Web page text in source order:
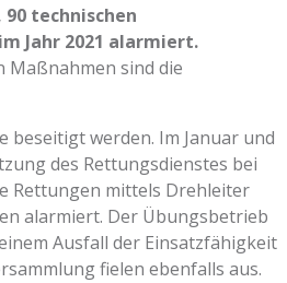
technischen
Jahr 2021 alarmiert.
Maßnahmen sind die
werden. Im Januar und
des Rettungsdienstes bei
Rettungen mittels Drehleiter
alarmiert. Der Übungsbetrieb
Ausfall der Einsatzfähigkeit
fielen ebenfalls aus.